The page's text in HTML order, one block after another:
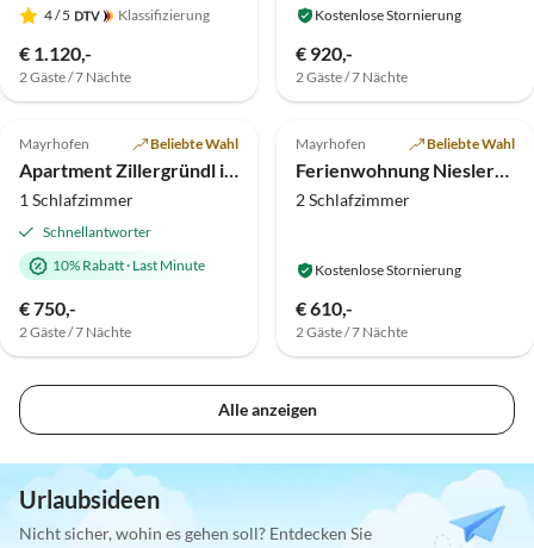
4/ 5 Klassifizierung
€ 1.120,-
2 Gäste / 7 Nächte
Kostenlose Stornierung
€ 920,-
2 Gäste / 7 Nächte
Top-Inserat
Mayrhofen Beliebte Wahl
Apartment Zillergründl im Ferienhof Hubertus
1 Schlafzimmer
Schnellantworter
10% Rabatt· Last Minute
€ 750,-
2 Gäste / 7 Nächte
Mayrhofen Beliebte Wahl
Ferienwohnung Nieslerhof
2 Schlafzimmer
Kostenlose Stornierung
€ 610,-
2 Gäste / 7 Nächte
Alle anzeigen
Urlaubsideen
Nicht sicher, wohin es gehen soll? Entdecken Sie